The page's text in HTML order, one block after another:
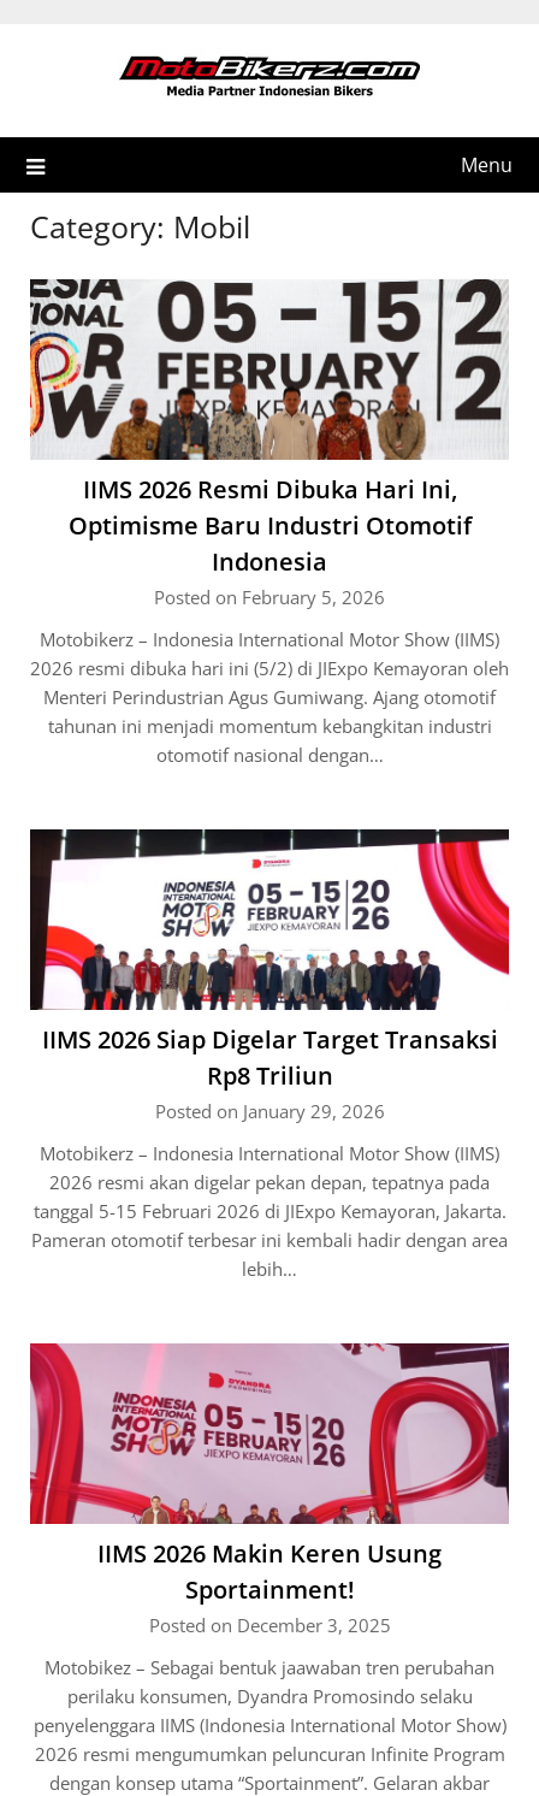
Menu
Category: Mobil
IIMS 2026 Resmi Dibuka Hari Ini,
Optimisme Baru Industri Otomotif
Indonesia
Posted on February 5, 2026
Motobikerz – Indonesia International Motor Show (IIMS)
2026 resmi dibuka hari ini (5/2) di JIExpo Kemayoran oleh
Menteri Perindustrian Agus Gumiwang. Ajang otomotif
tahunan ini menjadi momentum kebangkitan industri
otomotif nasional dengan…
IIMS 2026 Siap Digelar Target Transaksi
Rp8 Triliun
Posted on January 29, 2026
Motobikerz – Indonesia International Motor Show (IIMS)
2026 resmi akan digelar pekan depan, tepatnya pada
tanggal 5-15 Februari 2026 di JIExpo Kemayoran, Jakarta.
Pameran otomotif terbesar ini kembali hadir dengan area
lebih…
IIMS 2026 Makin Keren Usung
Sportainment!
Posted on December 3, 2025
Motobikez – Sebagai bentuk jaawaban tren perubahan
perilaku konsumen, Dyandra Promosindo selaku
penyelenggara IIMS (Indonesia International Motor Show)
2026 resmi mengumumkan peluncuran Infinite Program
dengan konsep utama “Sportainment”. Gelaran akbar